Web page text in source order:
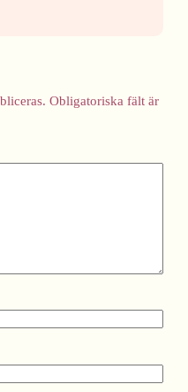
Obligatoriska fält är